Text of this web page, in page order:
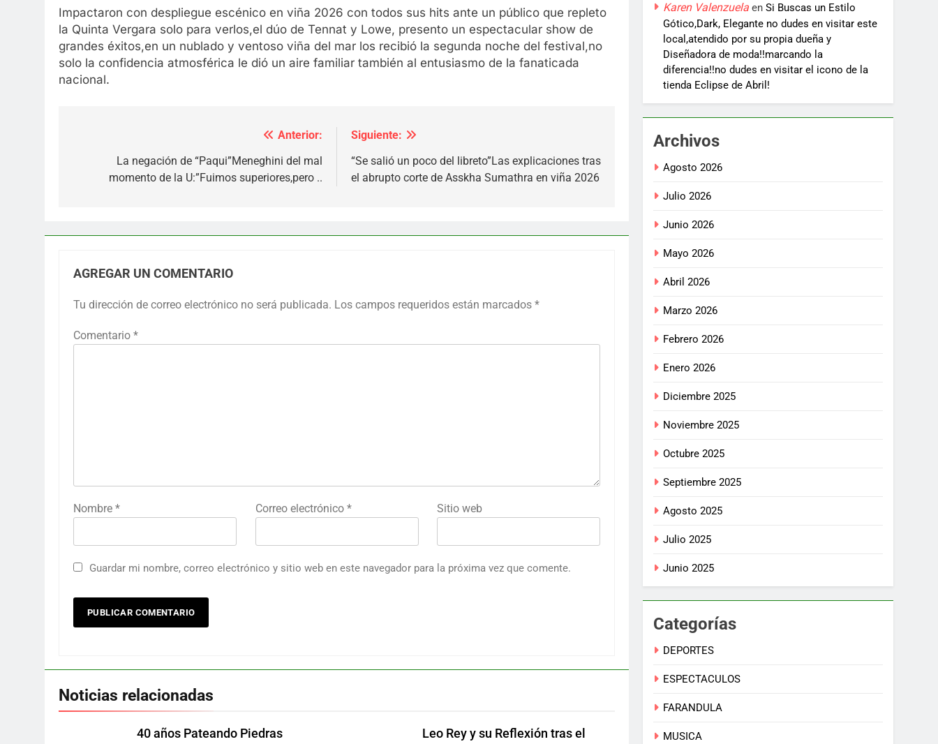
Impactaron con despliegue escénico en viña 2026 con todos sus hits ante un público que repleto
la Quinta Vergara solo para verlos,el dúo de Tennat y Lowe, presento un espectacular show de
grandes éxitos,en un nublado y ventoso viña del mar los recibió la segunda noche del festival,no
solo la confidencia atmosférica le dió un aire familiar también al entusiasmo de la fanaticada
nacional.
Anterior:
La negación de “Paqui”Meneghini del mal
momento de la U:”Fuimos superiores,pero ..
Siguiente:
“Se salió un poco del libreto”Las explicaciones tras
el abrupto corte de Asskha Sumathra en viña 2026
AGREGAR UN COMENTARIO
Tu dirección de correo electrónico no será publicada. Los campos requeridos están marcados *
Comentario *
Nombre * Correo electrónico * Sitio web
Guardar mi nombre, correo electrónico y sitio web en este navegador para la próxima vez que comente.
Noticias relacionadas
40 años Pateando Piedras
Leo Rey y su Reflexión tras el
Karen Valenzuela enSi Buscas un Estilo
Gótico,Dark, Elegante no dudes en visitar este
local,atendido por su propia dueña y
Diseñadora de moda!!marcando la
diferencia!!no dudes en visitar el icono de la
tienda Eclipse de Abril!
Archivos
Agosto 2026
Julio 2026
Junio 2026
Mayo 2026
Abril 2026
Marzo 2026
Febrero 2026
Enero 2026
Diciembre 2025
Noviembre 2025
Octubre 2025
Septiembre 2025
Agosto 2025
Julio 2025
Junio 2025
Categorías
DEPORTES
ESPECTACULOS
FARANDULA
MUSICA